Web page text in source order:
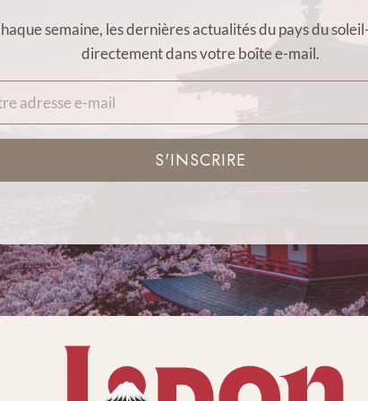
semaine, les dernières actualités du pays du
directement dans votre boîte e-mail.
S'INSCRIRE